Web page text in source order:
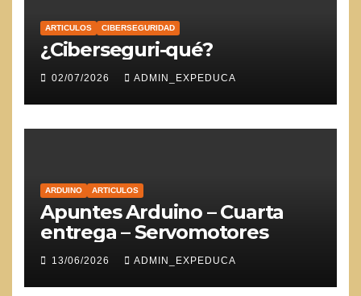
ARTICULOS CIBERSEGURIDAD
¿Ciberseguri-qué?
02/07/2026 ADMIN_EXPEDUCA
ARDUINO ARTICULOS
Apuntes Arduino – Cuarta
entrega – Servomotores
13/06/2026 ADMIN_EXPEDUCA